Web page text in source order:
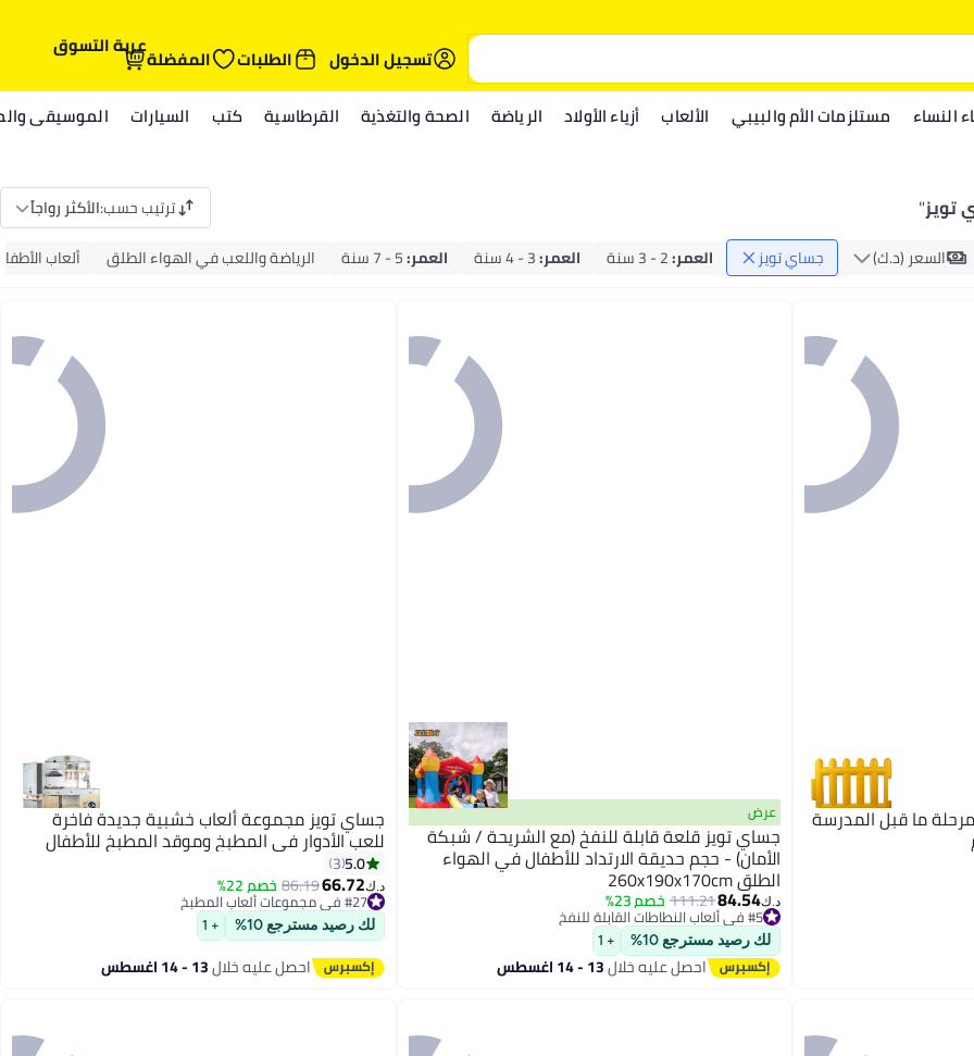
تسجيل الدخول
الطلبات المفضلةعربة التسوق
النساء مستلزمات الأم والبيبي الألعاب أزياء الأولاد الرياضة الصحة والتغذية القرطاسية كتب السيارات الموسيقى
تويز" ترتيب حسب:الأكثر رواجاً
السعر (د.ك‏) جساي تويز العمر:2 - 3 سنة العمر:3 - 4 سنة العمر:5 - 7 سنة الرياضة واللعب في الهواء الطلق ألعاب
ما قبل المدرسة عرض
جساي تويز قلعة قابلة للنفخ (مع الشريحة / شبكة
الأمان) - حجم حديقة الارتداد للأطفال في الهواء
الطلق 260x190x170cm
د.ك‏84.54
111.21خصم 23% #5 في ألعاب النطاطات القابلة للنفخ
أقل سعر في السنة
#5 في ألعاب النطاطات القابلة للنفخ
لك رصيد مسترجع 10% + 1
احصل عليه خلال13 - 14 اغسطس
جساي تويز مجموعة ألعاب خشبية جديدة فاخرة
للعب الأدوار في المطبخ وموقد المطبخ للأطفال
5.0
3
د.ك‏66.72
86.19 خصم 22%
#27 في مجموعات ألعاب المطبخ
#27 في مجموعات ألعاب المطبخ
لك رصيد مسترجع 10% + 1
احصل عليه خلال13 - 14 اغسطس